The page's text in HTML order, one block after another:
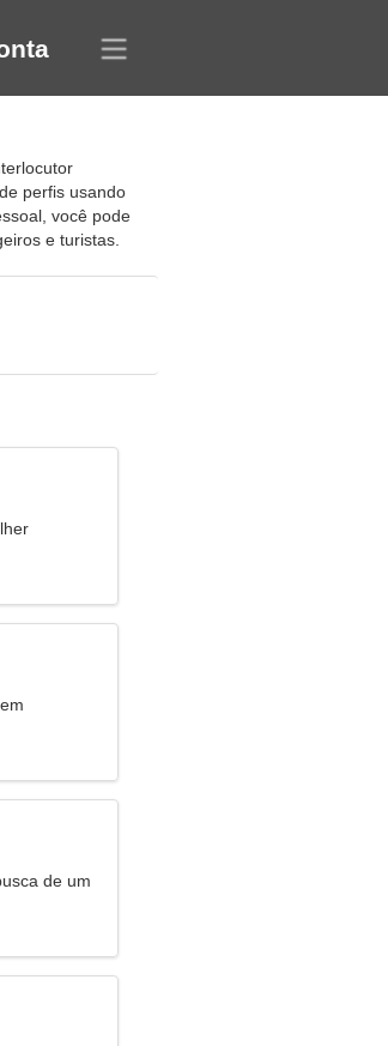
perfis usando
você pode
e turistas.
de um